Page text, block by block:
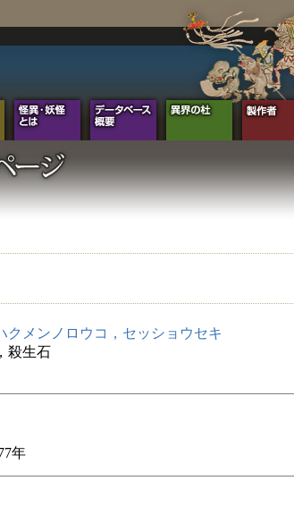
クメンノロウコ，セッショウセキ
殺生石
年